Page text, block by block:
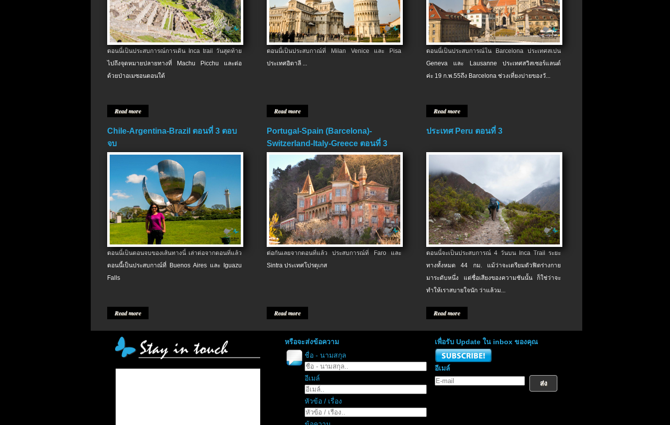
ตอนนี้เป็นประสบการณ์การเดิน Inca trail วันสุดท้าย
ไปถึงจุดหมายปลายทางที่ Machu Picchu และต่อ
ด้วยป่าอเมซอนตอนใต้
Read more
ตอนนี้เป็นประสบกาณ์ที่ Milan Venice และ Pisa
ประเทศอิตาลี ...
Read more
ตอนนี้เป็นประสบการณ์ใน Barcelona ประเทศสเปน
Geneva และ Lausanne ประเทศสวิสเซอร์แลนด์
ค่ะ 19 ก.พ.​55ถึง Barcelona ช่วงเที่ยงบ่ายของวั...
Read more
Chile-Argentina-Brazil ตอนที่ 3 ตอบ
จบ
ตอนนี้เป็นตอนจบของเส้นทางนี้ เล่าต่อจากตอนที่แล้ว
ตอนนี้เป็นประสบกาณ์ที่ Buenos Aires และ Iguazu
Falls
Read more
Portugal-Spain (Barcelona)-
Switzerland-Italy-Greece ตอนที่ 3
ต่อกันเลยจากตอนที่แล้ว ประสบการณ์ที่ Faro และ
Sintra ประเทศโปรตุเกส
Read more
ประเทศ Peru ตอนที่ 3
ตอนนี้จะเป็นประสบการณ์ 4 วันบน Inca Trail ระยะ
ทางทั้งหมด 44 กม. แม้ว่าจะเตรียมตัวฟิตร่างกาย
มาระดับหนึ่ง แต่ชื่อเสียงของความชันนั้น ก็ใช่ว่าจะ
ทำให้เราสบายใจนัก ว่าแล้วม...
Read more
หรือจะส่งข้อความ
ชื่อ - นามสกุล
อีเมล์
หัวข้อ / เรื่อง
เพื่อรับ Update ใน inbox ของคุณ
อีเมล์
ส่ง